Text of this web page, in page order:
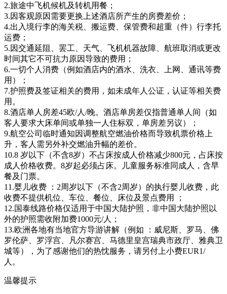
2.旅途中飞机候机及转机用餐；
3.因客观原因需要更换上述酒店所产生的房费差价；
4.出入境行李的海关税、搬运费、保管费和超重（件）行李托
运费；
5.因交通延阻、罢工、天气、飞机机器故障、航班取消或更改
时间其它不可抗力原因导致的费用；
6.一切个人消费（例如酒店内的酒水、洗衣、上网、通讯等费
用）；
7.护照费及签证相关的费用，如未成年人公证，认证等相关费
用。
8.酒店单人房差45欧/人/晚。酒店单房差仅指普通单人间（如
客人要求大床单间或单独一人住标双，单房差另议）；
9.航空公司临时通知因调整航空燃油价格而导致机票价格上
升，客人需另外补交燃油升幅的差价。
10.8 岁以下（不含8岁）不占床按成人价格减少800元，占床按
成人价格收费。8岁起必须占床。儿童服务标准同成人，含早
餐及门票。
11.婴儿收费 ：2周岁以下（不含2周岁）的执行婴儿收费，此
收费不提供机位、车位、餐位、床位及景点费用 ；
12.国泰线路价格仅适用于中国大陆护照，非中国大陆护照以
外的护照需收附加费1000元/人；
13.欧洲各地有当地官方导游讲解（例如 ：威尼斯、罗马、佛
罗伦萨、罗浮宫、凡尔赛宫、马德里皇宫瑞典市政厅、雅典卫
城等），为了感谢他们的热忱服务，请另付上小费EUR1/
人。
温馨提示